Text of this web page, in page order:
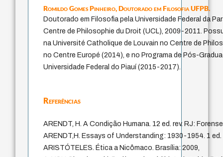
Romildo Gomes Pinheiro,Doutorado em Filosofia UFPB.
Doutorado em Filosofia pela Universidade Federal da
Centre de Philosophie du Droit (UCL), 2009-2011.
na Université Catholique de Louvain no Centre de
no Centre Europé (2014), e no Programa de Pós-
Universidade Federal do Piauí (2015-2017).
Referências
ARENDT, H. A Condição Humana. 12 ed. rev. RJ:
ARENDT,H. Essays of Understanding: 1930-1954. 1 ed.
ARISTÓTELES. Ética a Nicômaco. Brasília: 2009,